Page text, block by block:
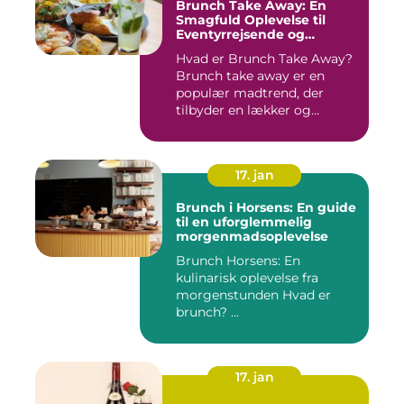
Brunch Take Away: En
Smagfuld Oplevelse til
Eventyrrejsende og
Hvad er Brunch Take Away?
Brunch take away er en
populær madtrend, der
tilbyder en lækker og
17. jan
Brunch i Horsens: En guide
til en uforglemmelig
morgenmadsoplevelse
Brunch Horsens: En
kulinarisk oplevelse fra
morgenstunden Hvad er
brunch? ...
17. jan